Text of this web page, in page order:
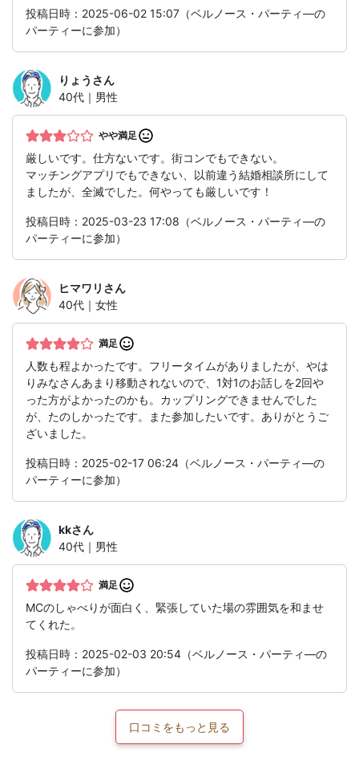
投稿日時：2025-06-02 15:07（ベルノース・パーティ―の
パーティーに参加）
りょう さん
40代｜男性
やや満足
厳しいです。仕方ないです。街コンでもできない。
マッチングアプリでもできない、以前違う結婚相談所にして
ましたが、全滅でした。何やっても厳しいです！
投稿日時：2025-03-23 17:08（ベルノース・パーティ―の
パーティーに参加）
ヒマワリ さん
40代｜女性
満足
人数も程よかったです。フリータイムがありましたが、やは
りみなさんあまり移動されないので、1対1のお話しを2回や
った方がよかったのかも。カップリングできませんでした
が、たのしかったです。また参加したいです。ありがとうご
ざいました。
投稿日時：2025-02-17 06:24（ベルノース・パーティ―の
パーティーに参加）
kkさん
40代｜男性
満足
MCのしゃべりが面白く、緊張していた場の雰囲気を和ませ
てくれた。
投稿日時：2025-02-03 20:54（ベルノース・パーティ―の
パーティーに参加）
口コミをもっと見る